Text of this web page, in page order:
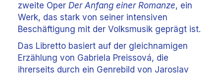
zweite Oper Der Anfang einer Romanze, ein
Werk, das stark von seiner intensiven
Beschäftigung mit der Volksmusik geprägt ist.
Das Libretto basiert auf der gleichnamigen
Erzählung von Gabriela Preissová, die
ihrerseits durch ein Genrebild von Jaroslav